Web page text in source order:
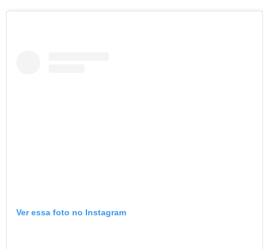
Ver essa foto no Instagram